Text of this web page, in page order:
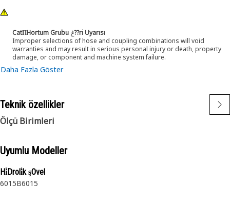
gösterecek şekilde tasarlanmıştır. Bu da dar alanlarda daha
iyi bükülmesi ve hortum uzunluğu gereksinimlerini önemli
ölçüde azaltması anlamına gelir. Bu özellikler, uzun ömür ve
mükemmel güvenilirlik sağlar.
CatΠHortum Grubu ݲ??ri Uyarısı
Improper selections of hose and coupling combinations will void
warranties and may result in serious personal injury or death, property
damage, or component and machine system failure.
Daha Fazla Göster
Teknik özellikler
Ölçü Birimleri
Uyumlu Modeller
Hi̇Droli̇k şOvel
6015B6015